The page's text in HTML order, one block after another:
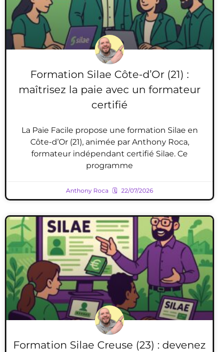
Formation Silae Côte-d’Or (21) :
maîtrisez la paie avec un formateur
certifié
La Paie Facile propose une formation Silae en
Côte-d’Or (21), animée par Anthony Roca,
formateur indépendant certifié Silae. Ce
programme
Anthony Roca 22/07/2026
Formation Silae Creuse (23) : devenez